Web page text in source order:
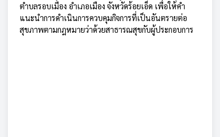
ตำบลรอบเมือง อำเภอเมือง จังหวัดร้อยเอ็ด เพื่อให้คำ
แนะนำการดำเนินการควบคุมกิจการที่เป็นอันตรายต่อ
สุขภาพตามกฎหมายว่าด้วยสาธารณสุขกับผู้ประกอบการ